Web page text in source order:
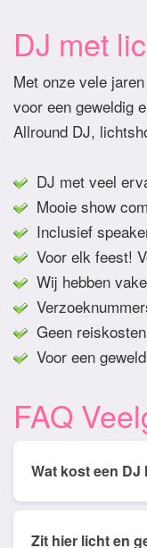
DJ met
Met onze vele
voor een geweldig
Allround DJ,
DJ met veel
Mooie show
Inclusief
Voor elk feest!
Wij hebben
Geen
Voor een
FAQ
gemiddeld
Zit hier licht en